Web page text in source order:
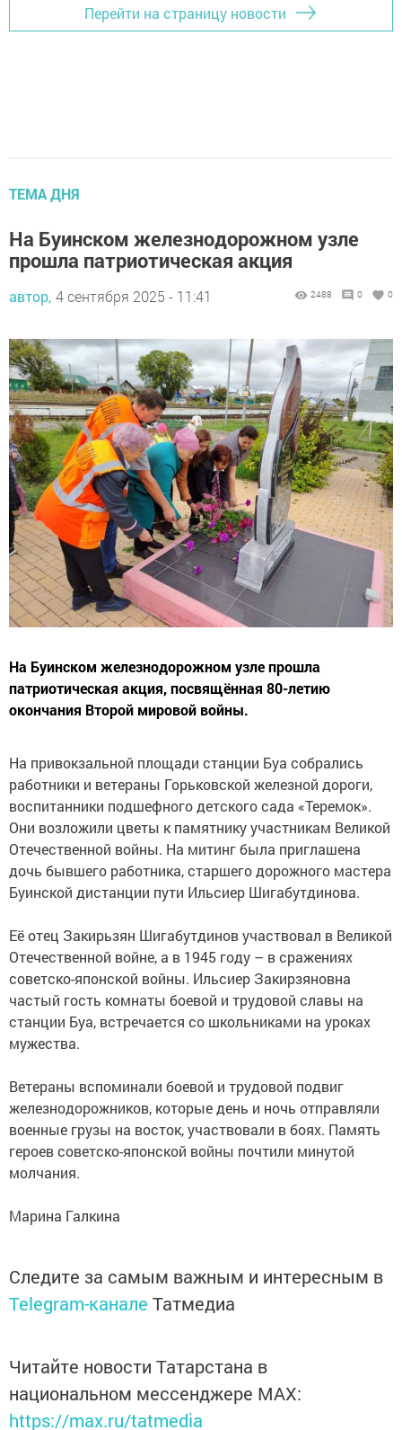
Перейти на страницу новости
ТЕМА ДНЯ
На Буинском железнодорожном узле
прошла патриотическая акция
автор, 4 сентября 2025 - 11:41 2488 0 0
На Буинском железнодорожном узле прошла
патриотическая акция, посвящённая 80-летию
окончания Второй мировой войны.
На привокзальной площади станции Буа собрались
работники и ветераны Горьковской железной дороги,
воспитанники подшефного детского сада «Теремок».
Они возложили цветы к памятнику участникам Великой
Отечественной войны. На митинг была приглашена
дочь бывшего работника, старшего дорожного мастера
Буинской дистанции пути Ильсиер Шигабутдинова.
Её отец Закирьзян Шигабутдинов участвовал в Великой
Отечественной войне, а в 1945 году – в сражениях
советско-японской войны. Ильсиер Закирзяновна
частый гость комнаты боевой и трудовой славы на
станции Буа, встречается со школьниками на уроках
мужества.
Ветераны вспоминали боевой и трудовой подвиг
железнодорожников, которые день и ночь отправляли
военные грузы на восток, участвовали в боях. Память
героев советско-японской войны почтили минутой
молчания.
Марина Галкина
Следите за самым важным и интересным в
Telegram-канале Татмедиа
Читайте новости Татарстана в
национальном мессенджере MАХ:
https://max.ru/tatmedia